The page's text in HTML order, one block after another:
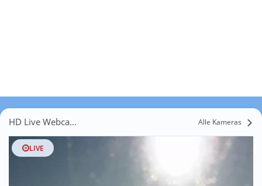
HD Live Webcams St. Nikolaus Alle Kameras
LIVE